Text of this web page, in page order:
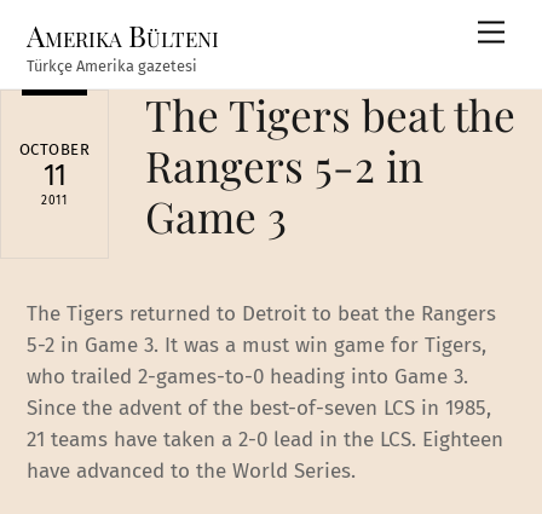
content
Amerika Bülteni
Türkçe Amerika gazetesi
OCTOBER
11
2011
The Tigers beat the
Rangers 5-2 in
Game 3
The Tigers returned to Detroit to beat the Rangers
5-2 in Game 3. It was a must win game for Tigers,
who trailed 2-games-to-0 heading into Game 3.
Since the advent of the best-of-seven LCS in 1985,
21 teams have taken a 2-0 lead in the LCS. Eighteen
have advanced to the World Series.